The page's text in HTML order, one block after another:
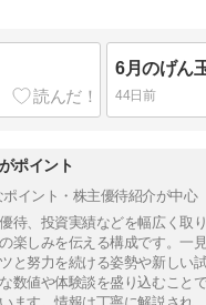
6月のげん
44日前
ポイント
ポイント・株主優待紹介が中心
待、投資実績などを幅広く取
楽しみを伝える構成です。一
と努力を続ける姿勢や新しい
数値や体験談を盛り込むこと